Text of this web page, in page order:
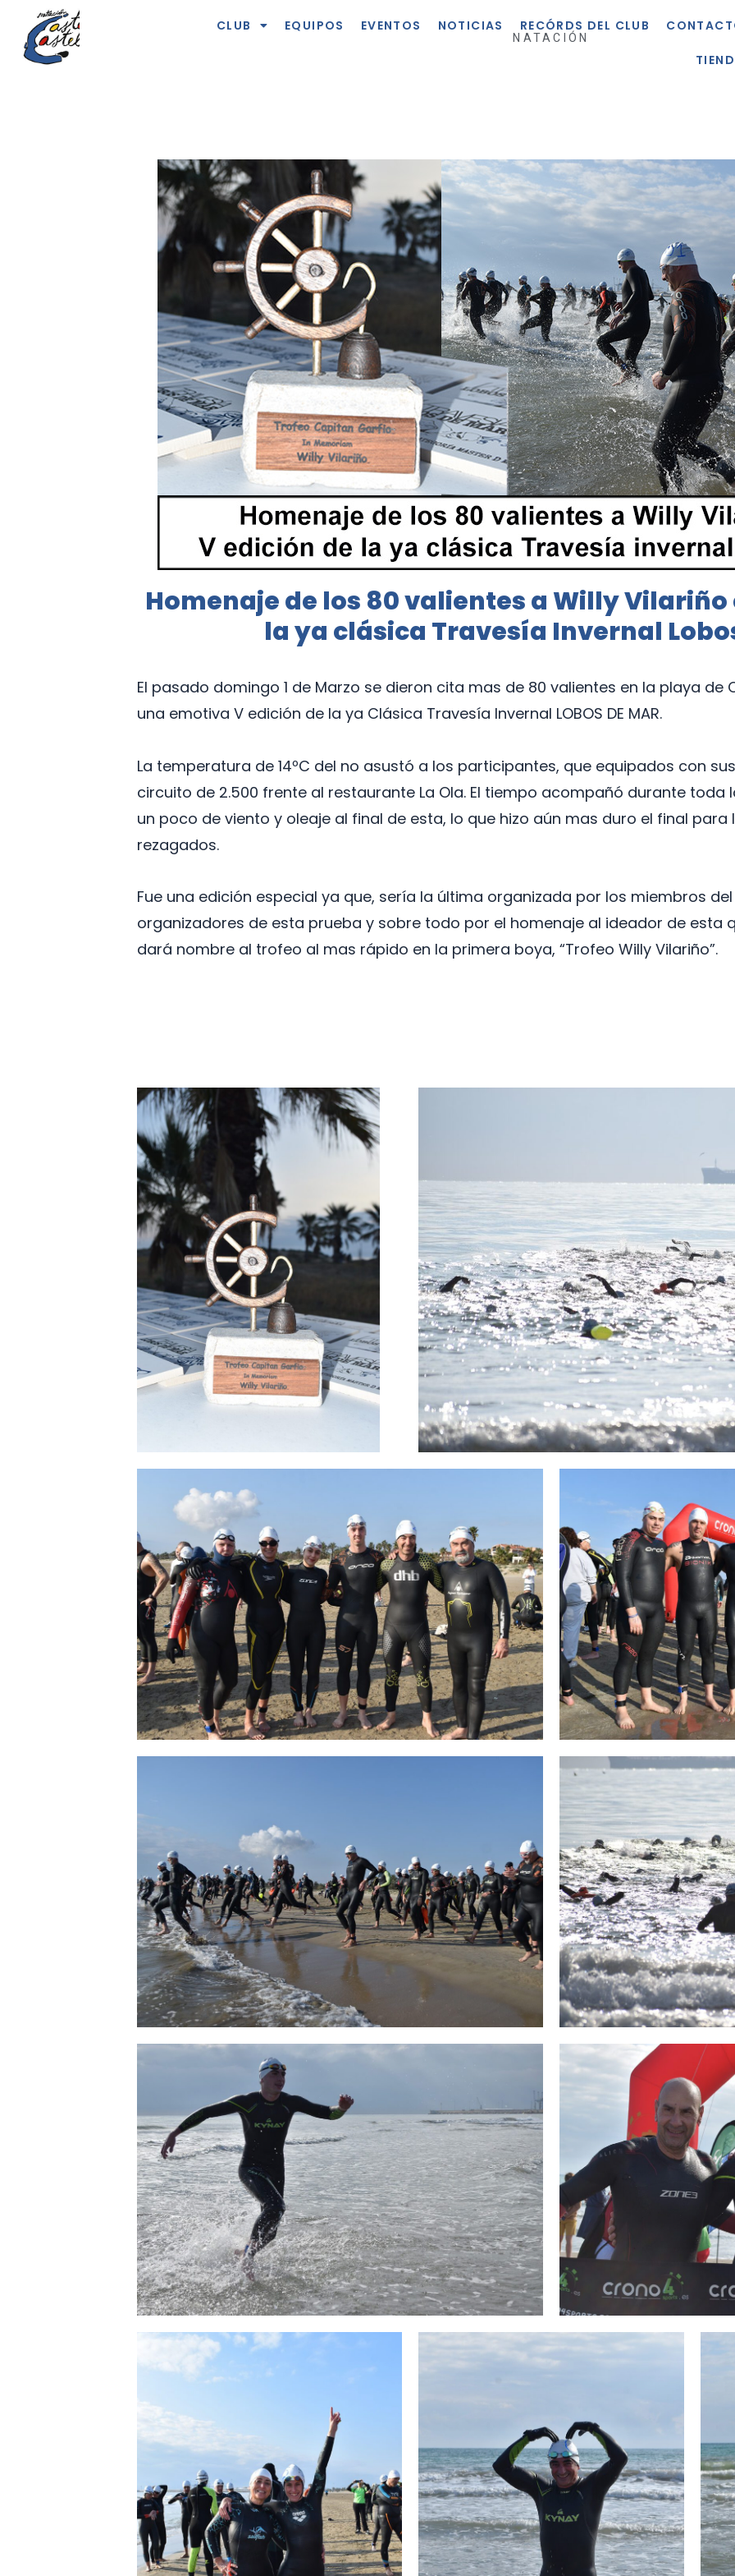
CLUB EQUIPOS EVENTOS NOTICIAS RECÓRDS DEL CLUB
NATACIÓN
Homenaje de los 80 valientes a Willy Vilariño
la ya clásica Travesía Invernal
El pasado domingo 1 de Marzo se dieron cita mas de 80 valientes en la playa
una emotiva V edición de la ya Clásica Travesía Invernal LOBOS DE MAR.
La temperatura de 14ºC del no asustó a los participantes, que equipados con
circuito de 2.500 frente al restaurante La Ola. El tiempo acompañó durante toda
un poco de viento y oleaje al final de esta, lo que hizo aún mas duro el final
rezagados.
Fue una edición especial ya que, sería la última organizada por los miembros
organizadores de esta prueba y sobre todo por el homenaje al ideador de esta
dará nombre al trofeo al mas rápido en la primera boya, “Trofeo Willy Vilariño”.